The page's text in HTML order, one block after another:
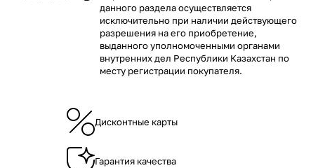
данного раздела осуществляется
исключительно при наличии действующего
разрешения на его приобретение,
выданного уполномоченными органами
внутренних дел Республики Казахстан по
месту регистрации покупателя.
Дисконтные карты
Гарантия качества